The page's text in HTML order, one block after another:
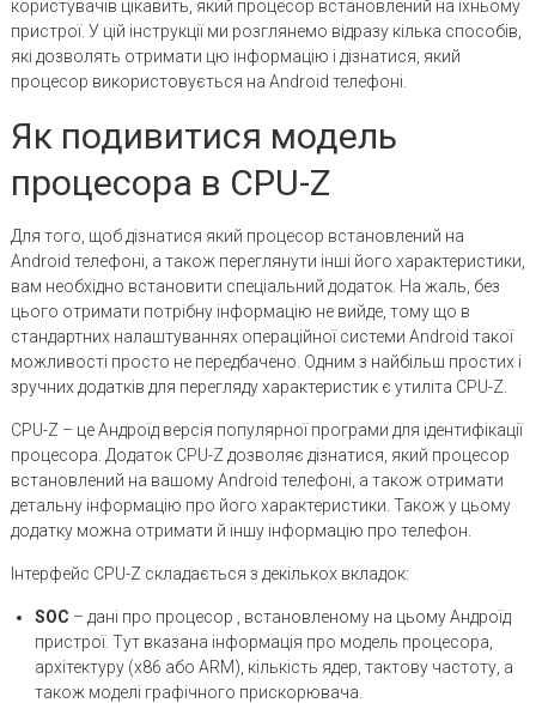
користувачів цікавить, який процесор встановлений на їхньому
пристрої. У цій інструкції ми розглянемо відразу кілька способів,
які дозволять отримати цю інформацію і дізнатися, який
процесор використовується на Android телефоні.
Як подивитися модель
процесора в CPU-Z
Для того, щоб дізнатися який процесор встановлений на
Android телефоні, а також переглянути інші його характеристики,
вам необхідно встановити спеціальний додаток. На жаль, без
цього отримати потрібну інформацію не вийде, тому що в
стандартних налаштуваннях операційної системи Android такої
можливості просто не передбачено. Одним з найбільш простих і
зручних додатків для перегляду характеристик є утиліта CPU-Z.
CPU-Z – це Андроїд версія популярної програми для ідентифікації
процесора. Додаток CPU-Z дозволяє дізнатися, який процесор
встановлений на вашому Android телефоні, а також отримати
детальну інформацію про його характеристики. Також у цьому
додатку можна отримати й іншу інформацію про телефон.
Інтерфейс CPU-Z складається з декількох вкладок:
SOC – дані про процесор , встановленому на цьому Андроїд
пристрої. Тут вказана інформація про модель процесора,
архітектуру (x86 або ARM), кількість ядер, тактову частоту, а
також моделі графічного прискорювача.